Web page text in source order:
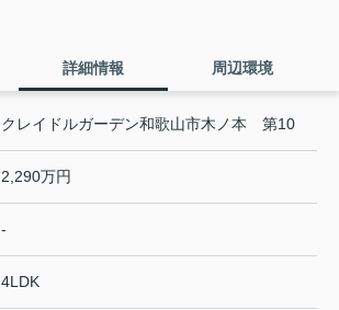
詳細情報 周辺環境
クレイドルガーデン和歌山市木ノ本 第10
2,290万円
-
4LDK